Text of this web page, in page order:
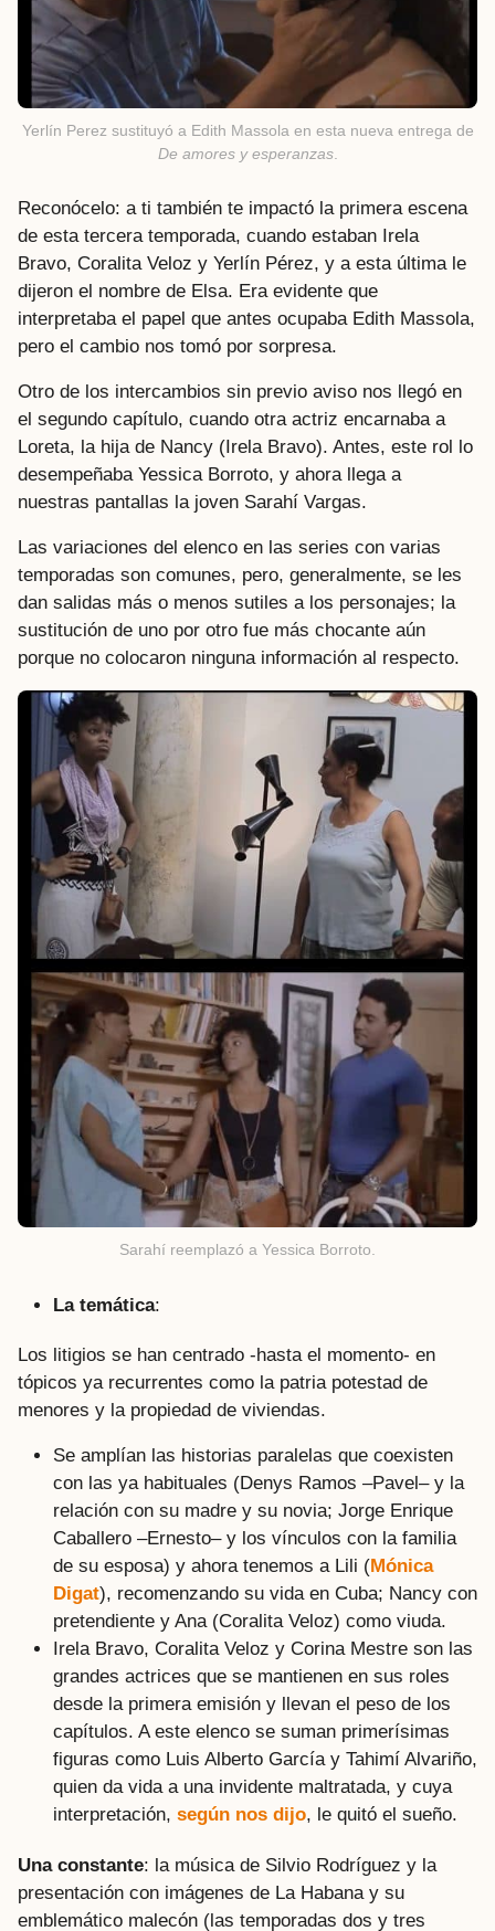
Yerlín Perez sustituyó a Edith Massola en esta nueva entrega de
De amores y esperanzas.
Reconócelo: a ti también te impactó la primera escena
de esta tercera temporada, cuando estaban Irela
Bravo, Coralita Veloz y Yerlín Pérez, y a esta última le
dijeron el nombre de Elsa. Era evidente que
interpretaba el papel que antes ocupaba Edith Massola,
pero el cambio nos tomó por sorpresa.
Otro de los intercambios sin previo aviso nos llegó en
el segundo capítulo, cuando otra actriz encarnaba a
Loreta, la hija de Nancy (Irela Bravo). Antes, este rol lo
desempeñaba Yessica Borroto, y ahora llega a
nuestras pantallas la joven Sarahí Vargas.
Las variaciones del elenco en las series con varias
temporadas son comunes, pero, generalmente, se les
dan salidas más o menos sutiles a los personajes; la
sustitución de uno por otro fue más chocante aún
porque no colocaron ninguna información al respecto.
Sarahí reemplazó a Yessica Borroto.
La temática:
Los litigios se han centrado -hasta el momento- en
tópicos ya recurrentes como la patria potestad de
menores y la propiedad de viviendas.
Se amplían las historias paralelas que coexisten
con las ya habituales (Denys Ramos –Pavel– y la
relación con su madre y su novia; Jorge Enrique
Caballero –Ernesto– y los vínculos con la familia
de su esposa) y ahora tenemos a Lili (Mónica
Digat), recomenzando su vida en Cuba; Nancy con
pretendiente y Ana (Coralita Veloz) como viuda.
Irela Bravo, Coralita Veloz y Corina Mestre son las
grandes actrices que se mantienen en sus roles
desde la primera emisión y llevan el peso de los
capítulos. A este elenco se suman primerísimas
figuras como Luis Alberto García y Tahimí Alvariño,
quien da vida a una invidente maltratada, y cuya
interpretación, según nos dijo, le quitó el sueño.
Una constante: la música de Silvio Rodríguez y la
presentación con imágenes de La Habana y su
emblemático malecón (las temporadas dos y tres